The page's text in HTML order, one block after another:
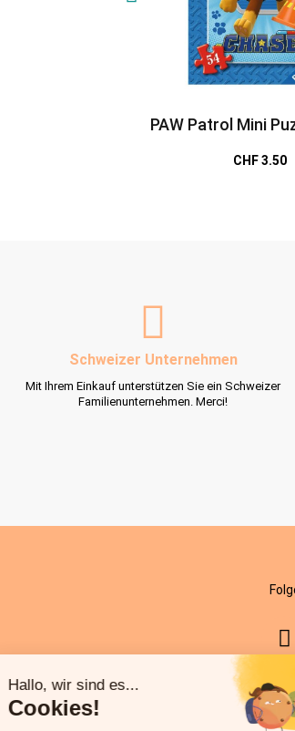
PAW Patrol Mini
CHF 3.50
Schweizer Unternehmen
Mit Ihrem Einkauf unterstützen Sie ein Schweizer
Familienunternehmen. Merci!